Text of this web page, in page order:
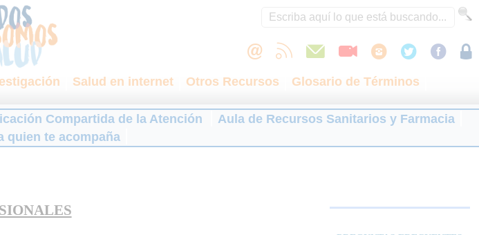
Salud en internet Otros Recursos
Glosario de Términos
Compartida de la Atención
Aula de Recursos Sanitarios y Farmacia
quien te acompaña